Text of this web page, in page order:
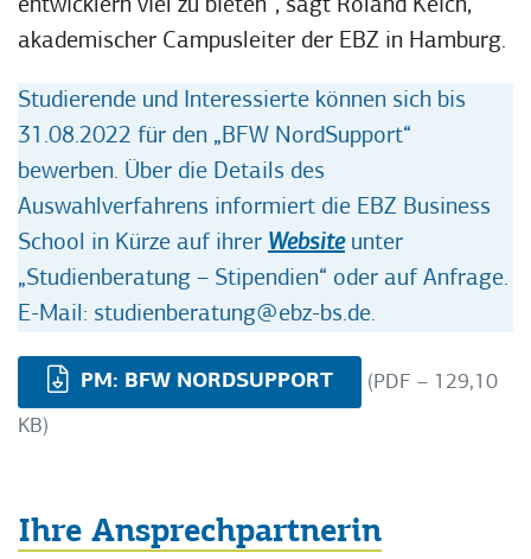
entwicklern viel zu bieten“, sagt Roland Keich,
akademischer Campusleiter der EBZ in Hamburg.
Studierende und Interessierte können sich bis
31.08.2022 für den „BFW NordSupport“
bewerben. Über die Details des
Auswahlverfahrens informiert die EBZ Business
School in Kürze auf ihrer Websiteunter
„Studienberatung – Stipendien“ oder auf Anfrage.
E-Mail: studienberatung@ebz-bs.de.
PM: BFW NORDSUPPORT (PDF – 129,10
KB)
Ihre Ansprechpartnerin